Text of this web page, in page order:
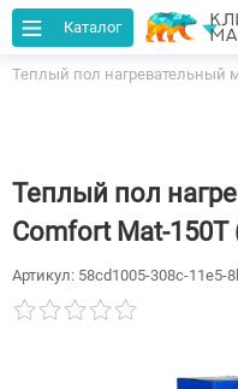
Каталог
Главная Каталог
Теплый пол нагревательный
Теплый пол
Comfort Mat-150T
Артикул: 58cd1005-308c-11e5-